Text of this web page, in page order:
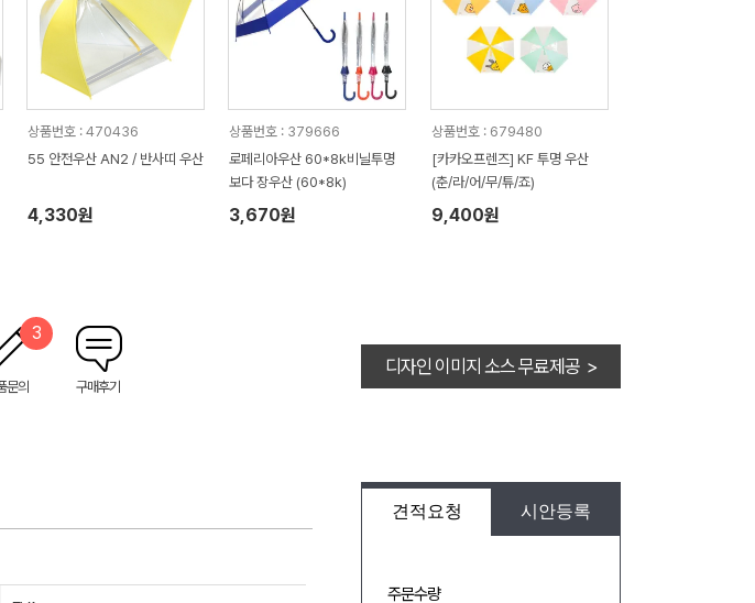
상품번호 : 470436
55 안전우산 AN2 / 반사띠 우산
4,330원
상품번호 : 379666
로페리아우산 60*8k비닐투명
보다 장우산 (60*8k)
3,670원
상품번호 : 679480
[카카오프렌즈] KF 투명 우산
(춘/라/어/무/튜/죠)
9,400원
문의
3
구매후기
디자인 이미지 소스 무료제공 >
견적요청 시안등록
주문수량